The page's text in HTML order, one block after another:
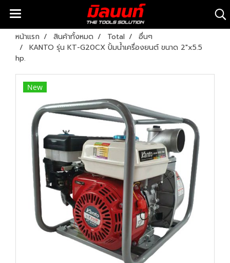
หน้าแรก สินค้าทั้งหมด Total
อื่นๆ
KANTO รุ่น KT-G20CX ปั้มน้ำเครื่องยนต์ ขนาด 2"x5.5
hp.
New